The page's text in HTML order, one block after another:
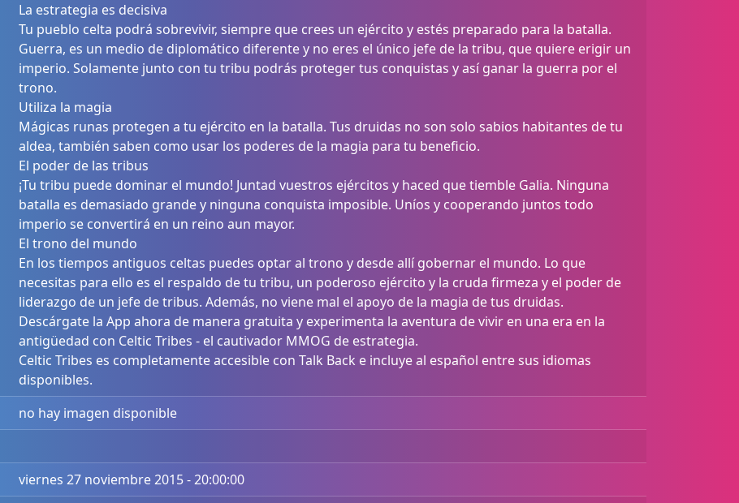
La estrategia es decisiva
Tu pueblo celta podrá sobrevivir, siempre que crees un ejército y estés preparado para la batalla.
Guerra, es un medio de diplomático diferente y no eres el único jefe de la tribu, que quiere erigir un
imperio. Solamente junto con tu tribu podrás proteger tus conquistas y así ganar la guerra por el
trono.
Utiliza la magia
Mágicas runas protegen a tu ejército en la batalla. Tus druidas no son solo sabios habitantes de tu
aldea, también saben como usar los poderes de la magia para tu beneficio.
El poder de las tribus
¡Tu tribu puede dominar el mundo! Juntad vuestros ejércitos y haced que tiemble Galia. Ninguna
batalla es demasiado grande y ninguna conquista imposible. Uníos y cooperando juntos todo
imperio se convertirá en un reino aun mayor.
El trono del mundo
En los tiempos antiguos celtas puedes optar al trono y desde allí gobernar el mundo. Lo que
necesitas para ello es el respaldo de tu tribu, un poderoso ejército y la cruda firmeza y el poder de
liderazgo de un jefe de tribus. Además, no viene mal el apoyo de la magia de tus druidas.
Descárgate la App ahora de manera gratuita y experimenta la aventura de vivir en una era en la
antigüedad con Celtic Tribes - el cautivador MMOG de estrategia.
Celtic Tribes es completamente accesible con Talk Back e incluye al español entre sus idiomas
disponibles.
no hay imagen disponible
viernes 27 noviembre 2015 - 20:00:00